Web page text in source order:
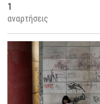
1
αναρτήσεις